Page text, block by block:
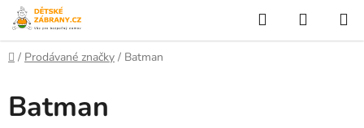
Přejít
na
obsah
Hledat
KOŠÍK
Domů
/ Prodávané značky / Batman
Batman